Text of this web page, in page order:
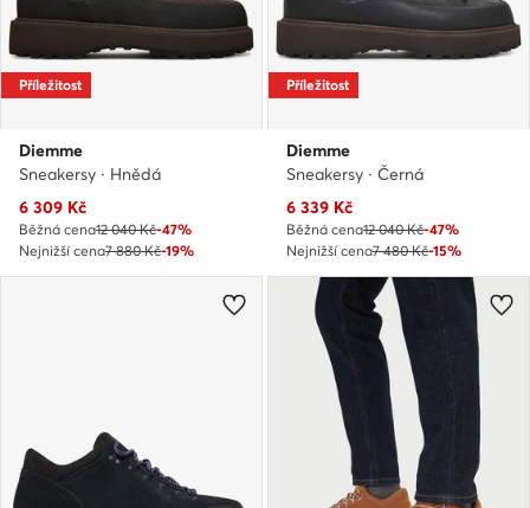
Příležitost
Diemme
Sneakersy · Hnědá
Aktuální cena
6 309 Kč
Běžná cena12 040 Kč-47%
Nejnižší cena7 880 Kč-19%
Příležitost
Diemme
Sneakersy · Černá
Aktuální cena
6 339 Kč
Běžná cena12 040 Kč-47%
Nejnižší cena7 480 Kč-15%